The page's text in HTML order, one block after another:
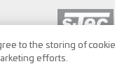
to the storing of
efforts.